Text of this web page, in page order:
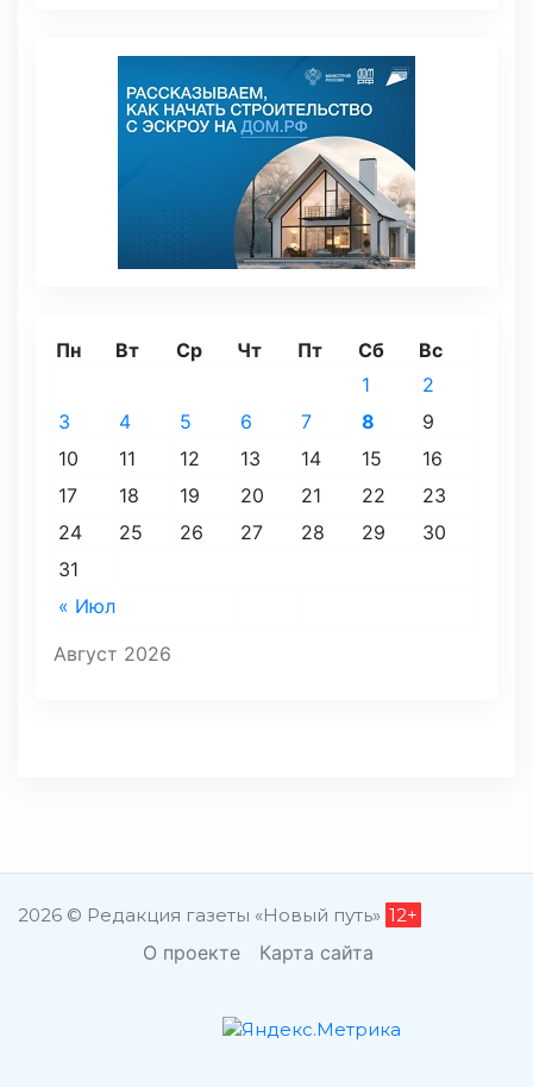
Август 2026
Пн Вт Ср Чт Пт Сб Вс
« Июл
1
2
3
4 5 6 7 8
9
10
11 12 13 14 15
16
17
18 19 20 21 22
23
24
25 26 27 28 29
30
31
2026 © Редакция газеты «Новый путь» 12+
О проекте Карта сайта